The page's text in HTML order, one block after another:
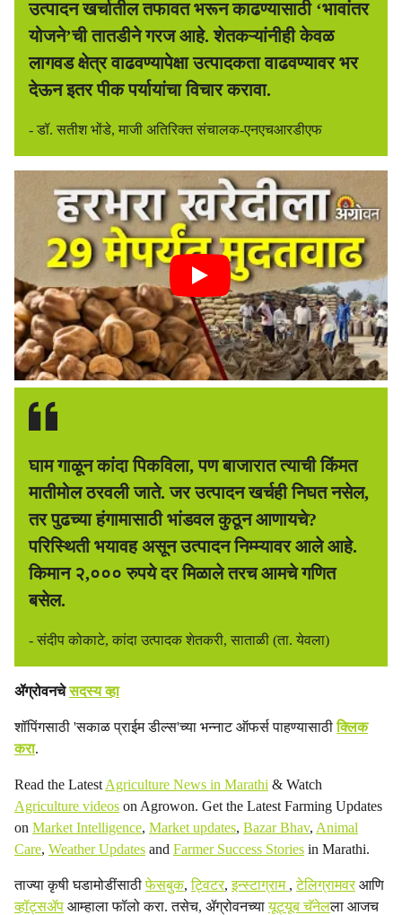
उत्पादन खर्चातील तफावत भरून काढण्यासाठी ‘भावांतर
योजने’ची तातडीने गरज आहे. शेतकऱ्यांनीही केवळ
लागवड क्षेत्र वाढवण्यापेक्षा उत्पादकता वाढवण्यावर भर
देऊन इतर पीक पर्यायांचा विचार करावा.
- डॉ. सतीश भोंडे, माजी अतिरिक्त संचालक-एनएचआरडीएफ
घाम गाळून कांदा पिकविला, पण बाजारात त्याची किंमत
मातीमोल ठरवली जाते. जर उत्पादन खर्चही निघत नसेल,
तर पुढच्या हंगामासाठी भांडवल कुठून आणायचे?
परिस्थिती भयावह असून उत्पादन निम्म्यावर आले आहे.
किमान २,००० रुपये दर मिळाले तरच आमचे गणित
बसेल.
- संदीप कोकाटे, कांदा उत्पादक शेतकरी, साताळी (ता. येवला)
ॲग्रोवनचेसदस्य व्हा
शॉपिंगसाठी 'सकाळ प्राईम डील्स'च्या भन्नाट ऑफर्स पाहण्यासाठीक्लिक
करा.
Read the Latest Agriculture News in Marathi & Watch
Agriculture videos on Agrowon. Get the Latest Farming Updates
on Market Intelligence, Market updates, Bazar Bhav, Animal
Care, Weather Updates and Farmer Success Stories in Marathi.
ताज्या कृषी घडामोडींसाठीफेसबुक,ट्विटर,इन्स्टाग्राम ,टेलिग्रामवरआणि
व्हॉट्सॲप आम्हाला फॉलो करा. तसेच, ॲग्रोवनच्यायूट्यूब चॅनेलला आजच